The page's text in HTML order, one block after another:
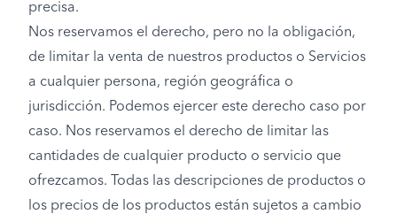
precisa.
Nos reservamos el derecho, pero no la obligación,
de limitar la venta de nuestros productos o Servicios
a cualquier persona, región geográfica o
jurisdicción. Podemos ejercer este derecho caso por
caso. Nos reservamos el derecho de limitar las
cantidades de cualquier producto o servicio que
ofrezcamos. Todas las descripciones de productos o
los precios de los productos están sujetos a cambio